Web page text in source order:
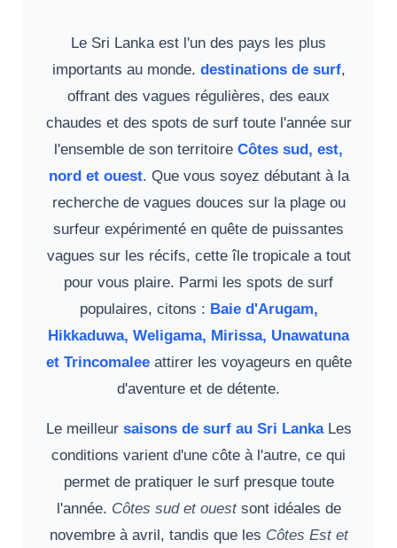
Le Sri Lanka est l'un des pays les plus
importants au monde. destinations de surf,
offrant des vagues régulières, des eaux
chaudes et des spots de surf toute l'année sur
l'ensemble de son territoire Côtes sud, est,
nord et ouest. Que vous soyez débutant à la
recherche de vagues douces sur la plage ou
surfeur expérimenté en quête de puissantes
vagues sur les récifs, cette île tropicale a tout
pour vous plaire. Parmi les spots de surf
populaires, citons : Baie d'Arugam,
Hikkaduwa, Weligama, Mirissa, Unawatuna
et Trincomaleeattirer les voyageurs en quête
d'aventure et de détente.
Le meilleur saisons de surf au Sri LankaLes
conditions varient d'une côte à l'autre, ce qui
permet de pratiquer le surf presque toute
l'année. Côtes sud et ouestsont idéales de
novembre à avril, tandis que les Côtes Est et